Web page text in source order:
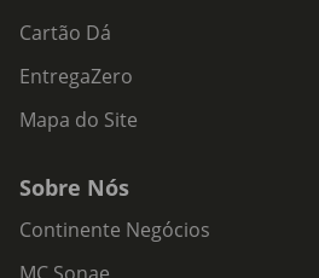
Cartão Dá
EntregaZero
Mapa do Site
Sobre Nós
Continente Negócios